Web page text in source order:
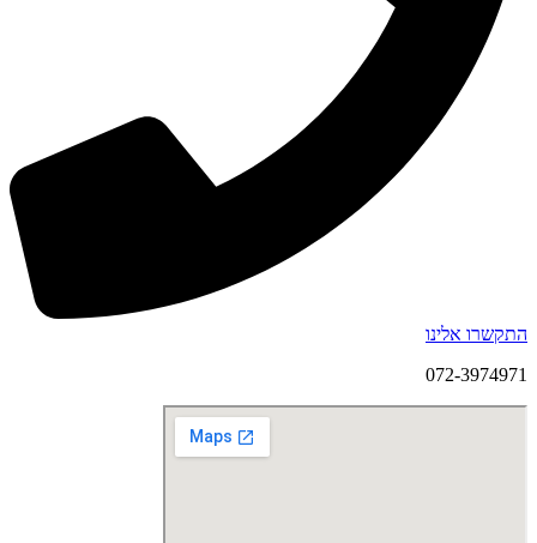
התקשרו אלינו
072-3974971